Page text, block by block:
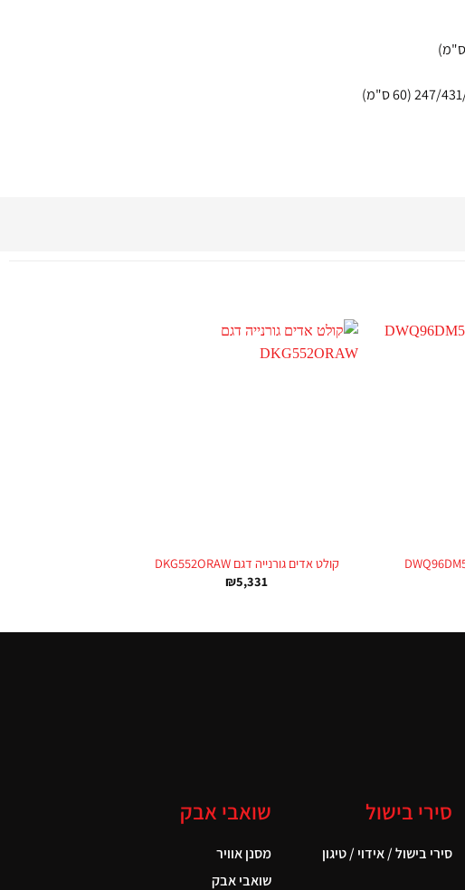
קולט אדים גורנייה דגם DKG552ORAW
₪5,331
סירי בישול
סירי בישול / אידוי / טיגון
שואבי אבק
מסנן אוויר
שואבי אבק